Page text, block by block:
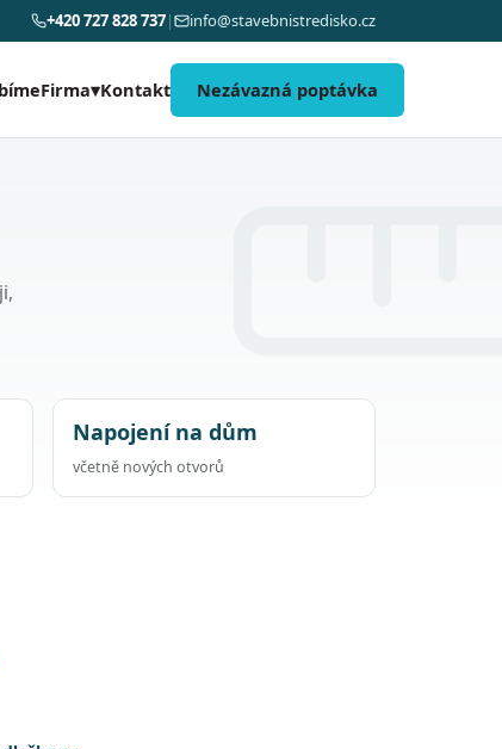
+420 727 828 737| info@stavebnistredisko.cz
Firma▾Kontakt Nezávazná poptávka
Napojení na dům
včetně nových otvorů